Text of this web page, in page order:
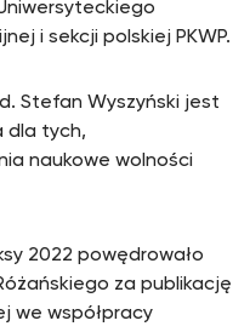
i sekcji polskiej PKWP.
Stefan Wyszyński jest
dla tych,
naukowe wolności
2022 powędrowało
za publikację
we współpracy